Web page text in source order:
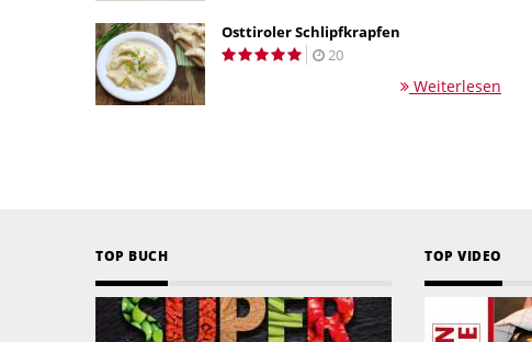
Osttiroler Schlipfkrapfen
20
Weiterlesen
TOP BUCH TOP VIDEO